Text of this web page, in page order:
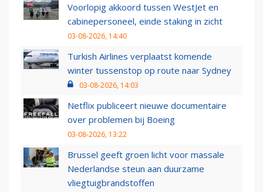
Voorlopig akkoord tussen WestJet en
cabinepersoneel, einde staking in zicht
03-08-2026, 14:40
Turkish Airlines verplaatst komende
winter tussenstop op route naar Sydney
03-08-2026, 14:03
Netflix publiceert nieuwe documentaire
over problemen bij Boeing
03-08-2026, 13:22
Brussel geeft groen licht voor massale
Nederlandse steun aan duurzame
vliegtuigbrandstoffen